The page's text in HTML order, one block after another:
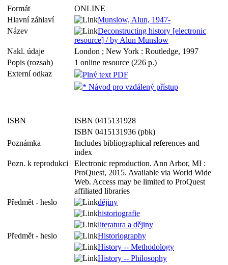
Formát
ONLINE
Hlavní záhlaví
Munslow, Alun, 1947-
Název
Deconstructing history [electronic
resource] / by Alun Munslow
Nakl. údaje
London ; New York : Routledge, 1997
Popis (rozsah)
1 online resource (226 p.)
Externí odkaz
Plný text PDF
* Návod pro vzdálený přístup
ISBN
ISBN 0415131928
ISBN 0415131936 (pbk)
Poznámka
Includes bibliographical references and
index
Pozn. k reprodukci
Electronic reproduction. Ann Arbor, MI :
ProQuest, 2015. Available via World Wide
Web. Access may be limited to ProQuest
affiliated libraries
Předmět - heslo
dějiny
historiografie
literatura a dějiny
Předmět - heslo
Historiography
History -- Methodology
History -- Philosophy